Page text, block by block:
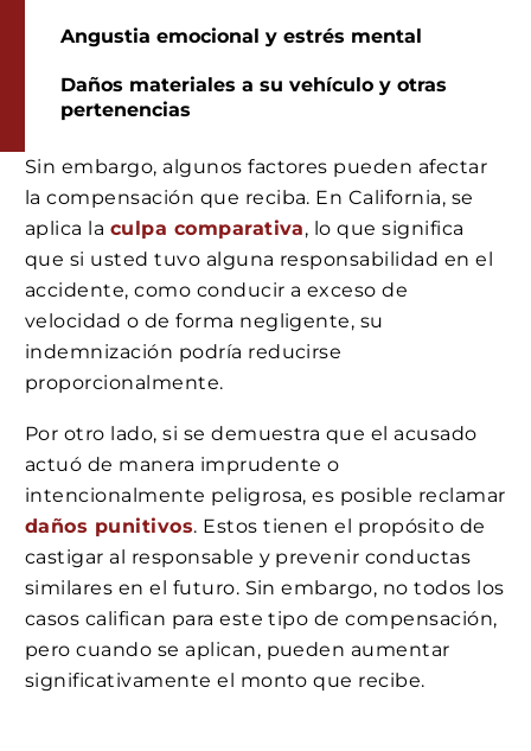
Angustia emocional y estrés mental
Daños materiales a su vehículo y otras
pertenencias
Sin embargo, algunos factores pueden afectar
la compensación que reciba. En California, se
aplica la culpa comparativa, lo que significa
que si usted tuvo alguna responsabilidad en el
accidente, como conducir a exceso de
velocidad o de forma negligente, su
indemnización podría reducirse
proporcionalmente.
Por otro lado, si se demuestra que el acusado
actuó de manera imprudente o
intencionalmente peligrosa, es posible reclamar
daños punitivos. Estos tienen el propósito de
castigar al responsable y prevenir conductas
similares en el futuro. Sin embargo, no todos los
casos califican para este tipo de compensación,
pero cuando se aplican, pueden aumentar
significativamente el monto que recibe.